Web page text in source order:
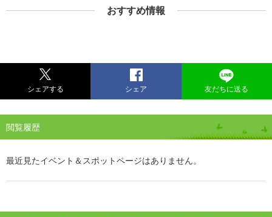
おすすめ情報
シェアする シェア 友だちに送る
閲覧履歴
最近見たイベント＆スポットページはありません。